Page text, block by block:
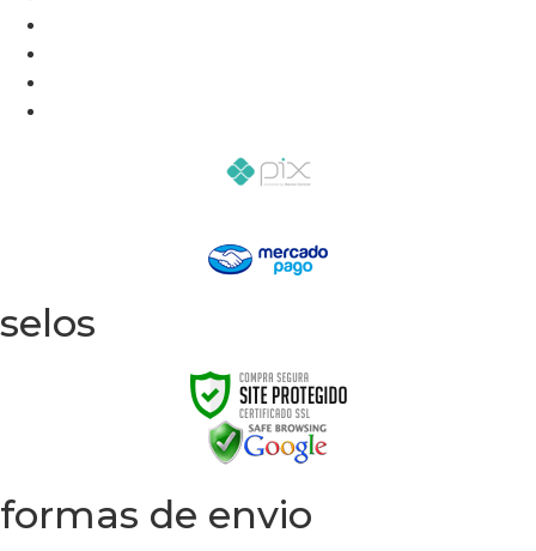
selos
formas de envio